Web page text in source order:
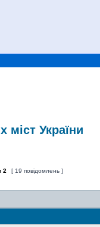
міст України
2 [ 19 повідомлень ]